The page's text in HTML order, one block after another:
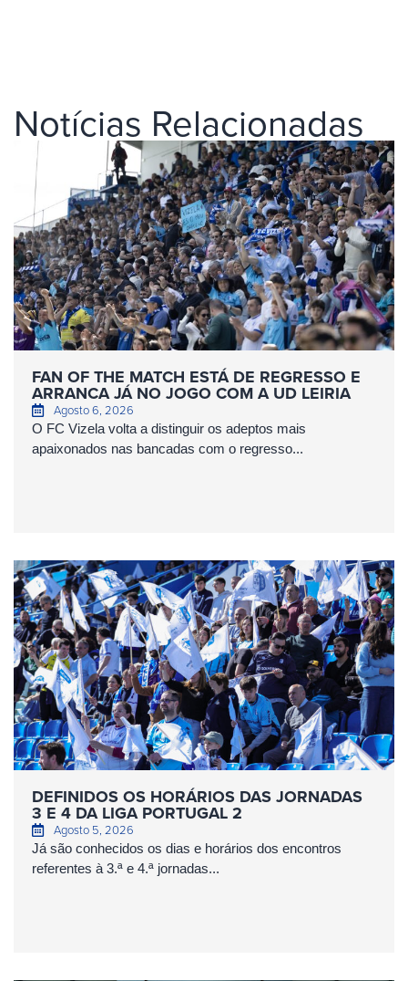
Notícias Relacionadas
FAN OF THE MATCH ESTÁ DE REGRESSO E
ARRANCA JÁ NO JOGO COM A UD LEIRIA
Agosto 6, 2026
O FC Vizela volta a distinguir os adeptos mais
apaixonados nas bancadas com o regresso...
DEFINIDOS OS HORÁRIOS DAS JORNADAS
3 E 4 DA LIGA PORTUGAL 2
Agosto 5, 2026
Já são conhecidos os dias e horários dos encontros
referentes à 3.ª e 4.ª jornadas...